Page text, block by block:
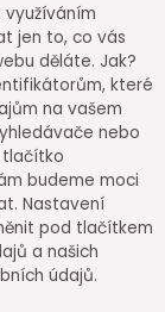
jen to, co vás
děláte. Jak?
které
na vašem
nebo
tlačítko
budeme moci
Nastavení
pod tlačítkem
a našich
údajů.